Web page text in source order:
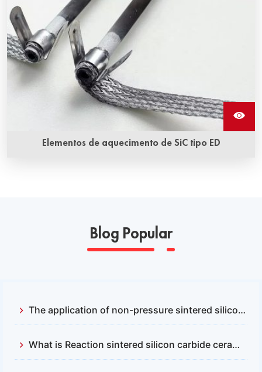
Elementos de aquecimento de SiC tipo ED
Blog Popular
The application of non-pressure sintered silicon carbide and reactive sintered silicon carbide
What is Reaction sintered silicon carbide ceramics？